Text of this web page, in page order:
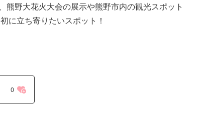
野大花火大会の展示や熊野市内の観光スポット
に立ち寄りたいスポット！
0